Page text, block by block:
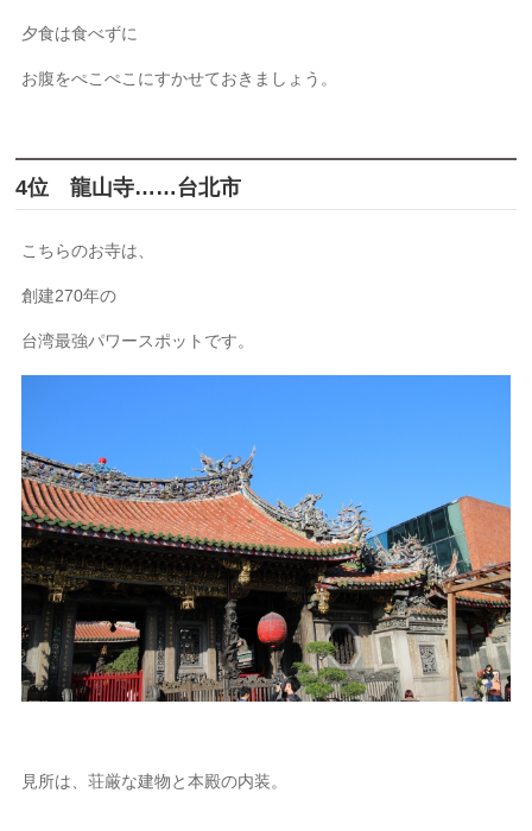
夕食は食べずに
お腹をぺこぺこにすかせておきましょう。
4位 龍山寺……台北市
こちらのお寺は、
創建270年の
台湾最強パワースポットです。
見所は、荘厳な建物と本殿の内装。